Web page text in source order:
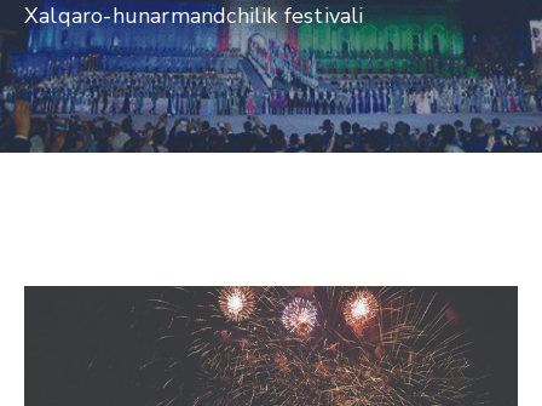
Xalqaro-hunarmandchilik festivali